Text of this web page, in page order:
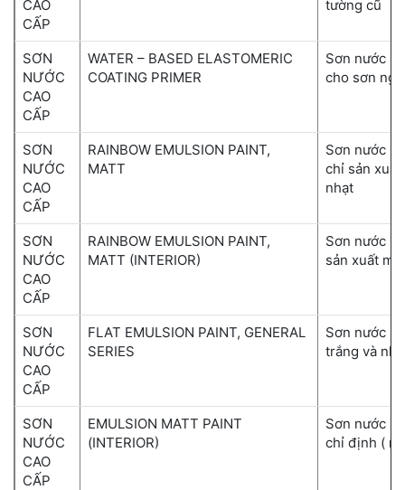
CAO
CẤP
tường cũ
SƠN
NƯỚC
CAO
CẤP
WATER – BASED ELASTOMERIC
COATING PRIMER
Sơn nước
cho sơn
SƠN
NƯỚC
CAO
CẤP
RAINBOW EMULSION PAINT,
MATT
Sơn nước
chỉ sản
nhạt
SƠN
NƯỚC
CAO
CẤP
RAINBOW EMULSION PAINT,
MATT (INTERIOR)
Sơn nước
sản xuất
SƠN
NƯỚC
CAO
CẤP
FLAT EMULSION PAINT, GENERAL
SERIES
Sơn nước
trắng và
SƠN
NƯỚC
CAO
CẤP
EMULSION MATT PAINT
(INTERIOR)
Sơn nước
chỉ định (